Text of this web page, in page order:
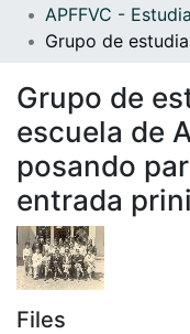
Grupo de
escuela de
posando
entrada
Files